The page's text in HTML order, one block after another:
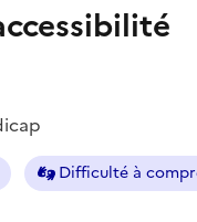
Difficulté à